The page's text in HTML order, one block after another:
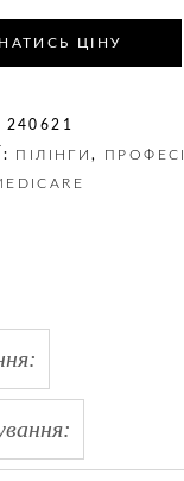
ЦІНУ
240621
ПІЛІНГИ,